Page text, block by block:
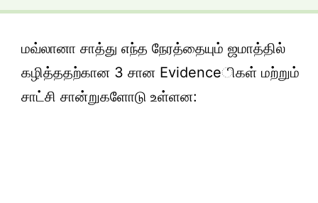
மவ்லானா சாத்து எந்த நேரத்தையும் ஜமாத்தில்
கழித்ததற்கான 3 சான Evidenceிகள் மற்றும்
சாட்சி சான்றுகளோடு உள்ளன: